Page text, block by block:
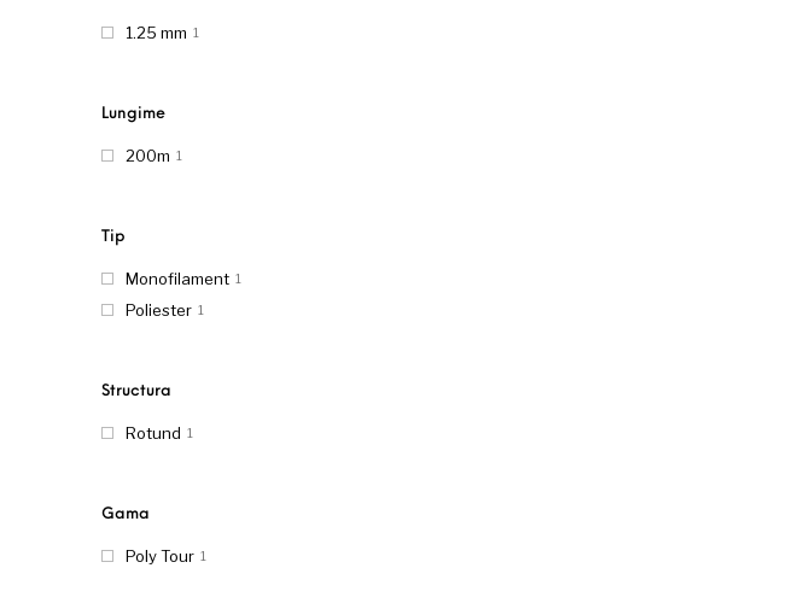
1.25 mm 1
Lungime
200m 1
Tip
Monofilament 1
Poliester 1
Structura
Rotund 1
Gama
Poly Tour 1